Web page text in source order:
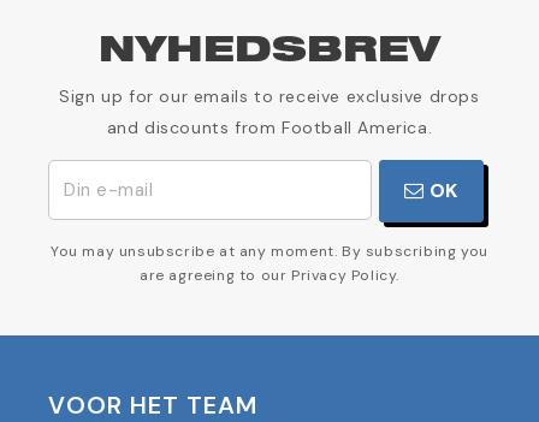
NYHEDSBREV
Sign up for our emails to receive exclusive drops
and discounts from Football America.
OK
You may unsubscribe at any moment. By subscribing you
are agreeing to our Privacy Policy.
VOOR HET TEAM